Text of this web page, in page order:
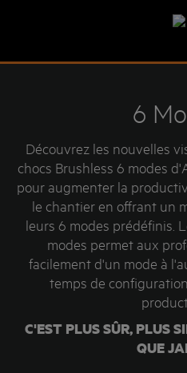
6
Découvrez les nouvelles
chocs Brushless 6 modes
pour augmenter la
le chantier en offrant un
leurs 6 modes prédéfinis.
modes permet aux
facilement d'un mode à
temps de
C'EST PLUS SÛR, PLUS
QUE